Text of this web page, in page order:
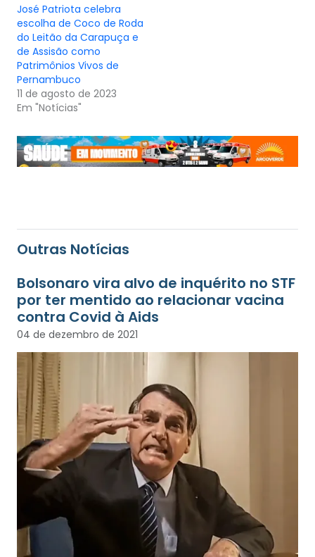
José Patriota celebra
escolha de Coco de Roda
do Leitão da Carapuça e
de Assisão como
Patrimônios Vivos de
Pernambuco
11 de agosto de 2023
Em "Notícias"
Outras Notícias
Bolsonaro vira alvo de inquérito no STF
por ter mentido ao relacionar vacina
contra Covid à Aids
04 de dezembro de 2021